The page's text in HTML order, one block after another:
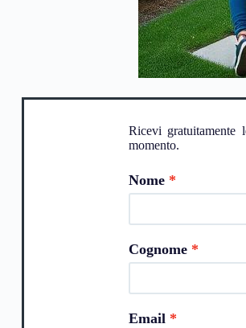
Ricevi gratuitamente
momento.
Nome
Cognome
Email